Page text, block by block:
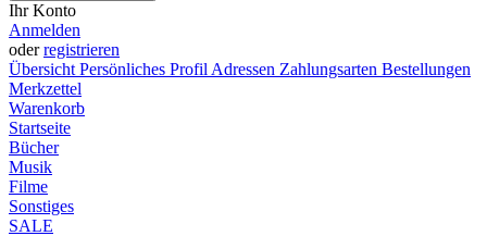
Ihr Konto
Anmelden
oderregistrieren
Übersicht Persönliches Profil Adressen Zahlungsarten Bestellungen
Merkzettel
Warenkorb
Startseite
Bücher
Musik
Filme
Sonstiges
SALE